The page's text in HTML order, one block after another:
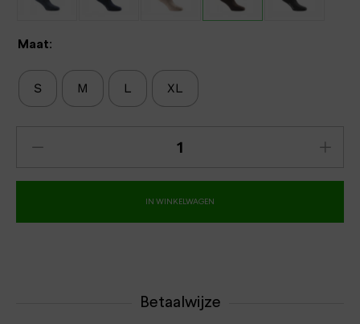
Maat:
S M L XL
IN WINKELWAGEN
Betaalwijze